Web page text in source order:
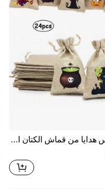
24 قطعة أكياس هدايا من قماش الكتان الفاخر، أكياس هدايا هالوين مع رباط سحب، مناسبة لحفلة هالوين